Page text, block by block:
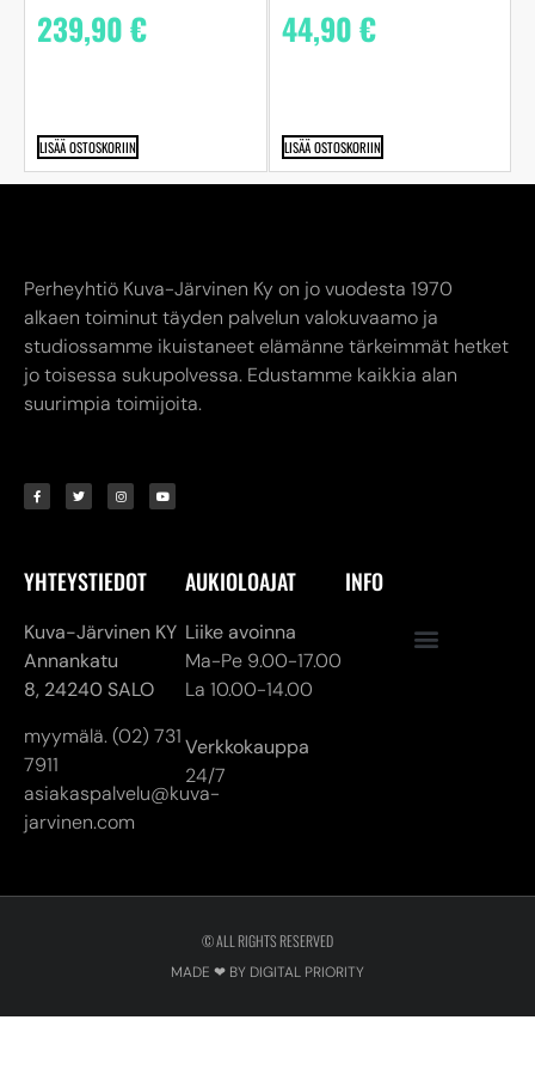
239,90€
LISÄÄ OSTOSKORIIN
44,90€
LISÄÄ OSTOSKORIIN
Perheyhtiö Kuva-Järvinen Ky on jo vuodesta 1970
alkaen toiminut täyden palvelun valokuvaamo ja
studiossamme ikuistaneet elämänne tärkeimmät hetket
jo toisessa sukupolvessa. Edustamme kaikkia alan
suurimpia toimijoita.
YHTEYSTIEDOT
Kuva-Järvinen KY
Annankatu
8, 24240 SALO
myymälä. (02) 731
7911
asiakaspalvelu@kuva-
jarvinen.com
AUKIOLOAJAT
Liike avoinna
Ma-Pe 9.00-17.00
La 10.00-14.00
Verkkokauppa
24/7
INFO
© ALL RIGHTS RESERVED
MADE ❤ BY DIGITAL PRIORITY